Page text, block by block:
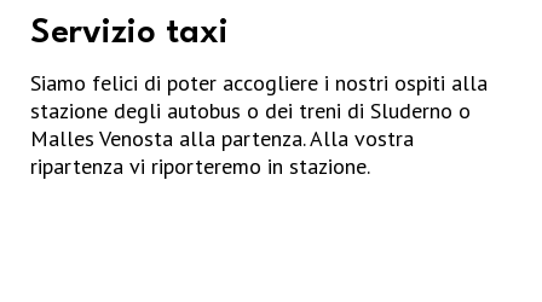
Servizio taxi
Siamo felici di poter accogliere i nostri ospiti alla
stazione degli autobus o dei treni di Sluderno o
Malles Venosta alla partenza. Alla vostra
ripartenza vi riporteremo in stazione.